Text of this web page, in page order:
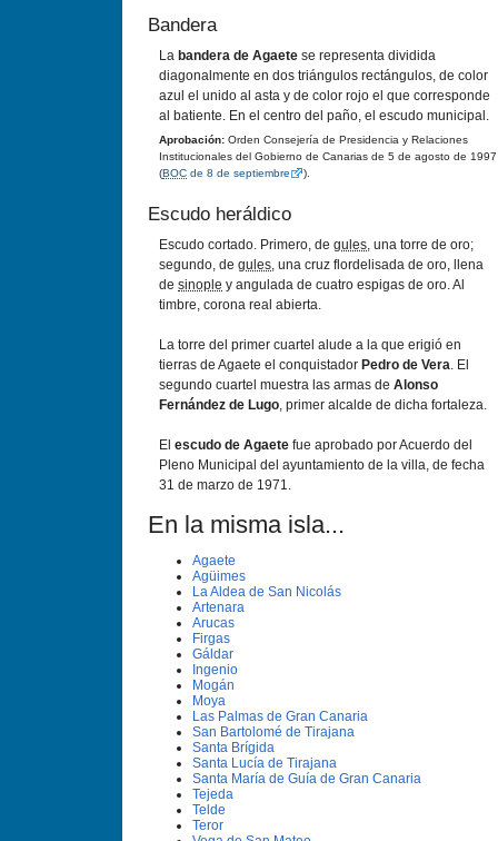
Bandera
La bandera de Agaete se representa dividida
diagonalmente en dos triángulos rectángulos, de color
azul el unido al asta y de color rojo el que corresponde
al batiente. En el centro del paño, el escudo municipal.
Aprobación: Orden Consejería de Presidencia y Relaciones
Institucionales del Gobierno de Canarias de 5 de agosto de 1997
(BOC de 8 de septiembre ).
Escudo heráldico
Escudo cortado. Primero, de gules, una torre de oro;
segundo, de gules, una cruz flordelisada de oro, llena
de sinople y angulada de cuatro espigas de oro. Al
timbre, corona real abierta.
La torre del primer cuartel alude a la que erigió en
tierras de Agaete el conquistador Pedro de Vera. El
segundo cuartel muestra las armas de Alonso
Fernández de Lugo, primer alcalde de dicha fortaleza.
El escudo de Agaete fue aprobado por Acuerdo del
Pleno Municipal del ayuntamiento de la villa, de fecha
31 de marzo de 1971.
En la misma isla...
Agaete
Agüimes
La Aldea de San Nicolás
Artenara
Arucas
Firgas
Gáldar
Ingenio
Mogán
Moya
Las Palmas de Gran Canaria
San Bartolomé de Tirajana
Santa Brí­gida
Santa Lucí­a de Tirajana
Santa Marí­a de Guí­a de Gran Canaria
Tejeda
Telde
Teror